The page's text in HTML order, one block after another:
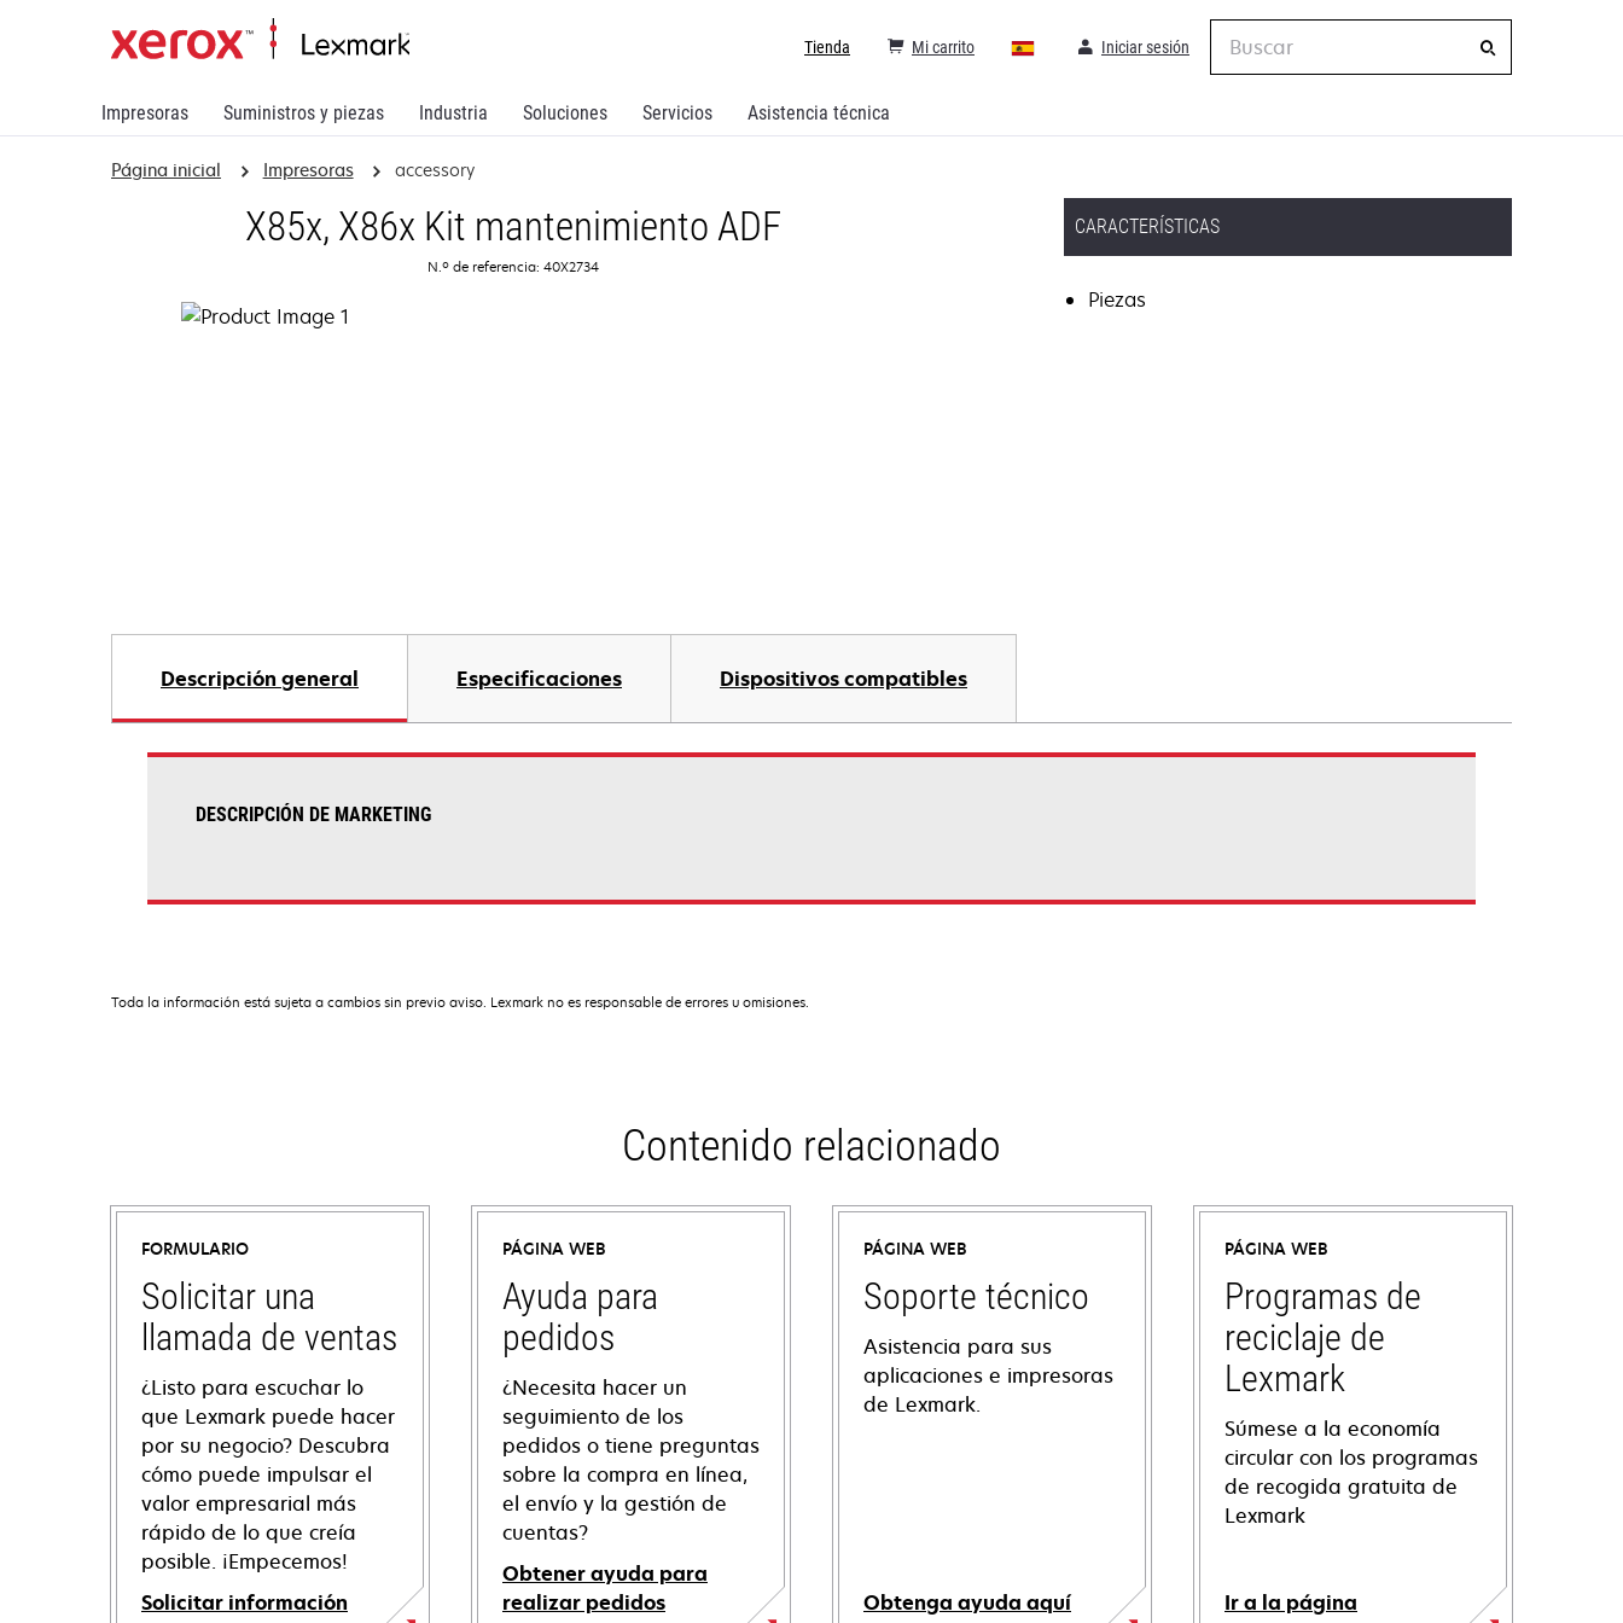
Impresoras Suministros y piezas Industria Soluciones Servicios Asistencia técnica
Tienda Iniciar sesión
Mi carrito
Página inicial Impresoras accessory
X85x, X86x Kit mantenimiento ADF
N.º de referencia: 40X2734
CARACTERÍSTICAS
Piezas
Descripción general Especificaciones Dispositivos compatibles
DESCRIPCIÓN DE MARKETING
Toda la información está sujeta a cambios sin previo aviso. Lexmark no es responsable de errores u omisiones.
Contenido relacionado
FORMULARIO
Solicitar una
llamada de ventas
¿Listo para escuchar lo
que Lexmark puede hacer
por su negocio? Descubra
cómo puede impulsar el
valor empresarial más
rápido de lo que creía
posible. ¡Empecemos!
Solicitar información
PÁGINA WEB
Ayuda para
pedidos
¿Necesita hacer un
seguimiento de los
pedidos o tiene preguntas
sobre la compra en línea,
el envío y la gestión de
cuentas?
Obtener ayuda para
realizar pedidos
PÁGINA WEB
Soporte técnico
Asistencia para sus
aplicaciones e impresoras
de Lexmark.
Obtenga ayuda aquí
PÁGINA WEB
Programas de
reciclaje de
Lexmark
Súmese a la economía
circular con los programas
de recogida gratuita de
Lexmark
Ir a la página